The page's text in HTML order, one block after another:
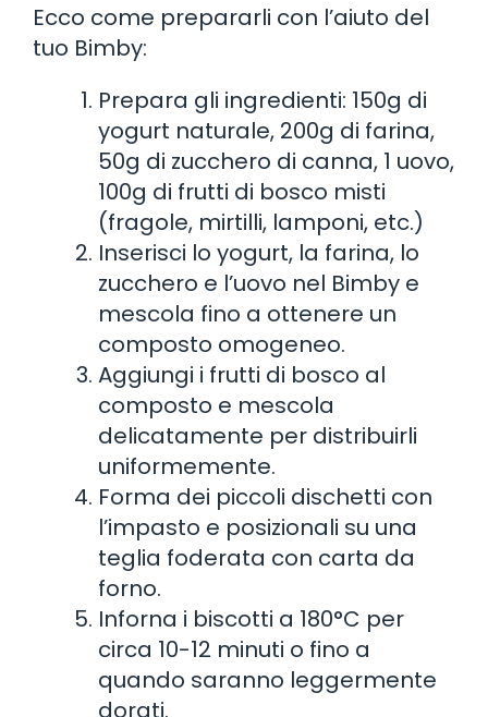
Ecco come prepararli con l’aiuto del
tuo Bimby:
Prepara gli ingredienti: 150g di
yogurt naturale, 200g di farina,
50g di zucchero di canna, 1 uovo,
100g di frutti di bosco misti
(fragole, mirtilli, lamponi, etc.)
Inserisci lo yogurt, la farina, lo
zucchero e l’uovo nel Bimby e
mescola fino a ottenere un
composto omogeneo.
Aggiungi i frutti di bosco al
composto e mescola
delicatamente per distribuirli
uniformemente.
Forma dei piccoli dischetti con
l’impasto e posizionali su una
teglia foderata con carta da
forno.
Inforna i biscotti a 180°C per
circa 10-12 minuti o fino a
quando saranno leggermente
dorati.